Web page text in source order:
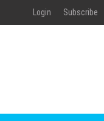
Login Subscribe